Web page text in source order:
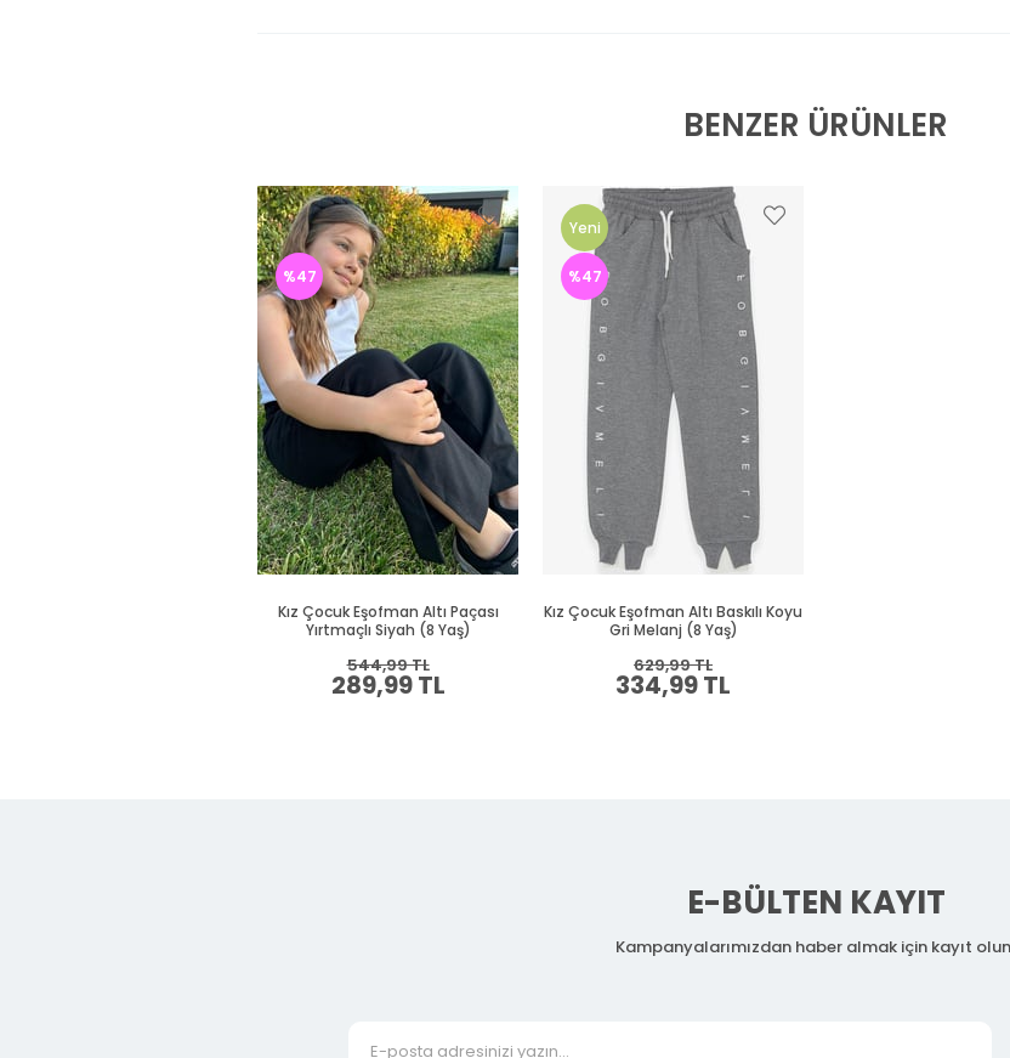
BENZER ÜRÜNLER
Kız Çocuk Eşofman Altı Paçası
Yırtmaçlı Siyah (8 Yaş)
289,99 TL
544,99 TL
%47
Kız Çocuk Eşofman Altı Baskılı Koyu
Gri Melanj (8 Yaş)
334,99 TL
629,99 TL
%47
Yeni
Ürün
E-BÜLTEN KAYIT
Kampanyalarımızdan haber almak için kayıt